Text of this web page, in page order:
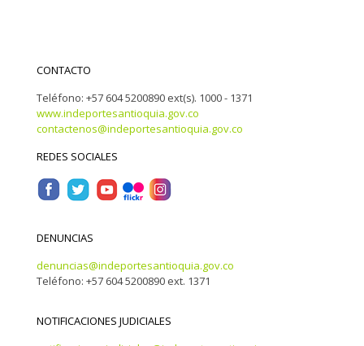
CONTACTO
Teléfono: +57 604 5200890 ext(s). 1000 - 1371
www.indeportesantioquia.gov.co
contactenos@indeportesantioquia.gov.co
REDES SOCIALES
DENUNCIAS
denuncias@indeportesantioquia.gov.co
Teléfono: +57 604 5200890 ext. 1371
NOTIFICACIONES JUDICIALES